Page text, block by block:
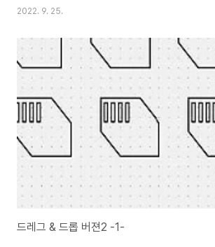
그래도 1mm라도 진행을 했는 내용을 보고하기 위해서 한
것처럼 하나 만들어 내기는 냈습니다. 이제 이 코드를 실
하면......... 이렇게 pygame을 제대로 활용할 수 있는 단계
다만 문제가 있다면 하나 있는데, 바로 여기서 어떻게 해서
대로 구현할 수 있는가 하는 것 입니다. 일단 이에 대해서
니다만,..
2022. 9. 25.
드레그 & 드롭 버젼2 -1-